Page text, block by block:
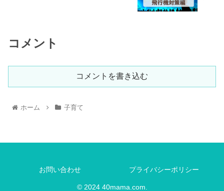
コメント
コメントを書き込む
ホーム 子育て
お問い合わせ プライバシーポリシー
© 2024 40mama.com.